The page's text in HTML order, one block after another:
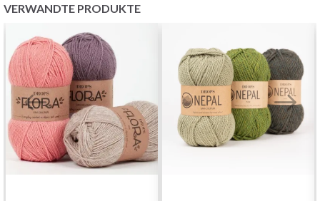
VERWANDTE PRODUKTE